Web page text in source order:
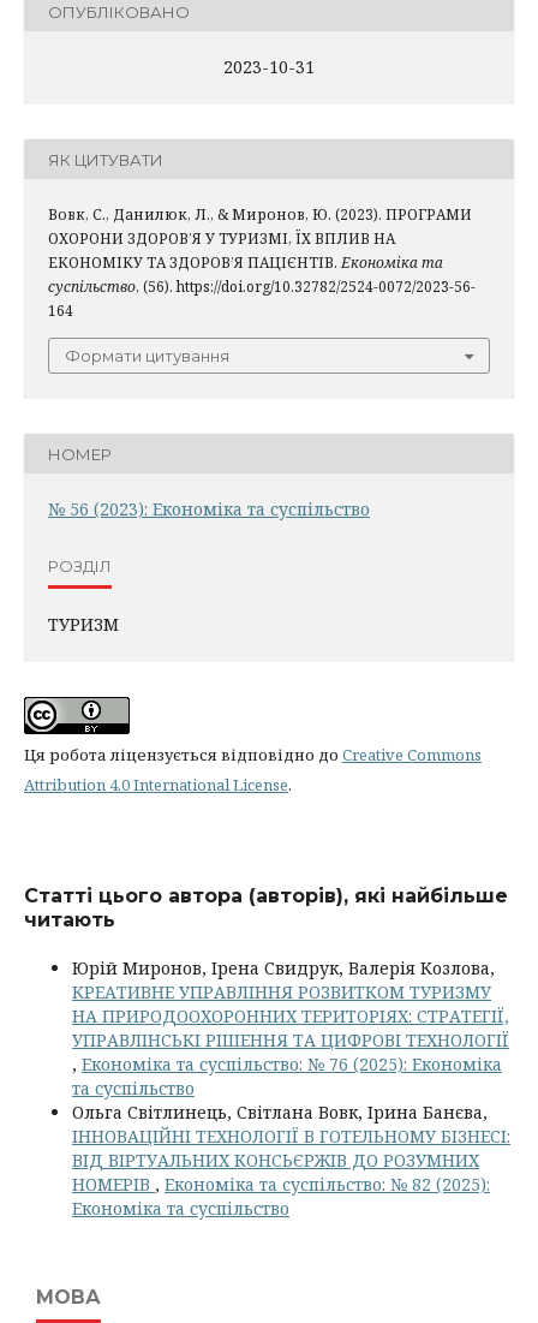
ОПУБЛІКОВАНО
2023-10-31
ЯК ЦИТУВАТИ
Вовк, С., Данилюк, Л., & Миронов, Ю. (2023). ПРОГРАМИ
ОХОРОНИ ЗДОРОВ’Я У ТУРИЗМІ, ЇХ ВПЛИВ НА
ЕКОНОМІКУ ТА ЗДОРОВ’Я ПАЦІЄНТІВ. Економіка та
суспільство, (56). https://doi.org/10.32782/2524-0072/2023-56-
164
Формати цитування
НОМЕР
№ 56 (2023): Економіка та суспільство
РОЗДІЛ
ТУРИЗМ
Ця робота ліцензується відповідно до Creative Commons
Attribution 4.0 International License.
Статті цього автора (авторів), які найбільше
читають
Юрій Миронов, Ірена Свидрук, Валерія Козлова,
КРЕАТИВНЕ УПРАВЛІННЯ РОЗВИТКОМ ТУРИЗМУ
НА ПРИРОДООХОРОННИХ ТЕРИТОРІЯХ: СТРАТЕГІЇ,
УПРАВЛІНСЬКІ РІШЕННЯ ТА ЦИФРОВІ ТЕХНОЛОГІЇ
, Економіка та суспільство: № 76 (2025): Економіка
та суспільство
Ольга Світлинець, Світлана Вовк, Ірина Банєва,
ІННОВАЦІЙНІ ТЕХНОЛОГІЇ В ГОТЕЛЬНОМУ БІЗНЕСІ:
ВІД ВІРТУАЛЬНИХ КОНСЬЄРЖІВ ДО РОЗУМНИХ
НОМЕРІВ , Економіка та суспільство: № 82 (2025):
Економіка та суспільство
МОВА